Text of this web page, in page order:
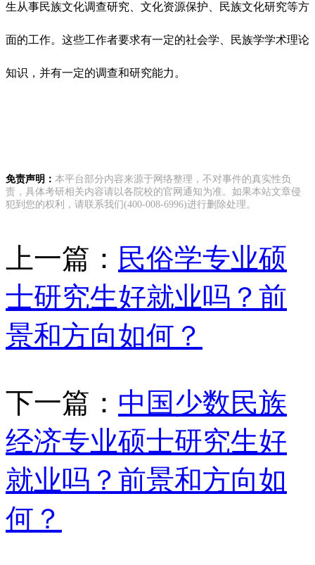
生从事民族文化调查研究、文化资源保护、民族文化研究等方
面的工作。这些工作者要求有一定的社会学、民族学学术理论
知识，并有一定的调查和研究能力。
免责声明： 本平台部分内容来源于网络整理，不对事件的真实性负
责，具体考研相关内容请以各院校的官网通知为准。如果本站文章侵
犯到您的权利，请联系我们(400-008-6996)进行删除处理。
上一篇： 民俗学专业硕
士研究生好就业吗？前
景和方向如何？
下一篇： 中国少数民族
经济专业硕士研究生好
就业吗？前景和方向如
何？